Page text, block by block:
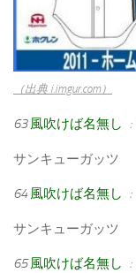
（出典 i.imgur.com）
63 風吹けば名無し
サンキューガッツ
64 風吹けば名無し
サンキューガッツ
65 風吹けば名無し